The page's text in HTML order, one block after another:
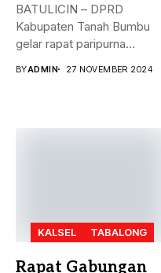
BATULICIN – DPRD
Kabupaten Tanah Bumbu
gelar rapat paripurna
BYADMIN 27 NOVEMBER 2024
KALSEL TABALONG
Rapat Gabungan